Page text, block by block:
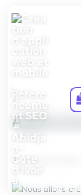
Aller
Accueil /
3 résultats affichés